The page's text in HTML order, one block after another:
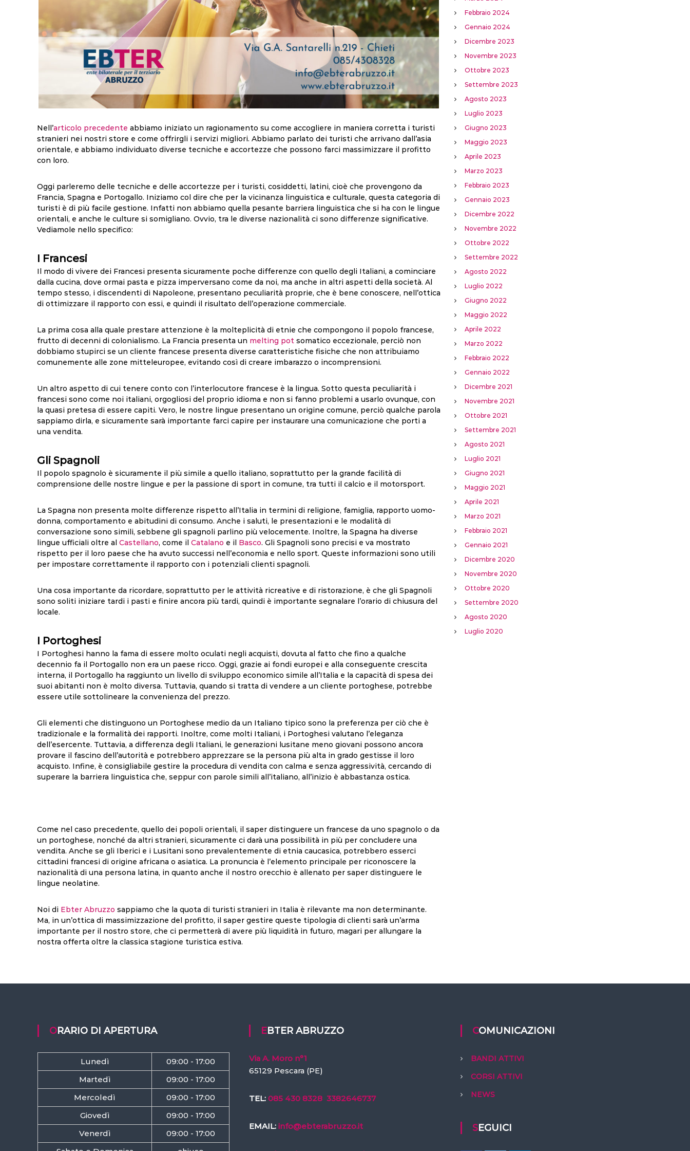
Nell’articolo precedente abbiamo iniziato un ragionamento su come accogliere in maniera corretta i turisti
stranieri nei nostri store e come offrirgli i servizi migliori. Abbiamo parlato dei turisti che arrivano dall’asia
orientale, e abbiamo individuato diverse tecniche e accortezze che possono farci massimizzare il profitto
con loro.
Oggi parleremo delle tecniche e delle accortezze per i turisti, cosiddetti, latini, cioè che provengono da
Francia, Spagna e Portogallo. Iniziamo col dire che per la vicinanza linguistica e culturale, questa categoria di
turisti è di più facile gestione. Infatti non abbiamo quella pesante barriera linguistica che si ha con le lingue
orientali, e anche le culture si somigliano. Ovvio, tra le diverse nazionalità ci sono differenze significative.
Vediamole nello specifico:
I Francesi
Il modo di vivere dei Francesi presenta sicuramente poche differenze con quello degli Italiani, a cominciare
dalla cucina, dove ormai pasta e pizza imperversano come da noi, ma anche in altri aspetti della società. Al
tempo stesso, i discendenti di Napoleone, presentano peculiarità proprie, che è bene conoscere, nell’ottica
di ottimizzare il rapporto con essi, e quindi il risultato dell’operazione commerciale.
La prima cosa alla quale prestare attenzione è la molteplicità di etnie che compongono il popolo francese,
frutto di decenni di colonialismo. La Francia presenta un melting pot somatico eccezionale, perciò non
dobbiamo stupirci se un cliente francese presenta diverse caratteristiche fisiche che non attribuiamo
comunemente alle zone mitteleuropee, evitando così di creare imbarazzo o incomprensioni.
Un altro aspetto di cui tenere conto con l’interlocutore francese è la lingua. Sotto questa peculiarità i
francesi sono come noi italiani, orgogliosi del proprio idioma e non si fanno problemi a usarlo ovunque, con
la quasi pretesa di essere capiti. Vero, le nostre lingue presentano un origine comune, perciò qualche parola
sappiamo dirla, e sicuramente sarà importante farci capire per instaurare una comunicazione che porti a
una vendita.
Gli Spagnoli
Il popolo spagnolo è sicuramente il più simile a quello italiano, soprattutto per la grande facilità di
comprensione delle nostre lingue e per la passione di sport in comune, tra tutti il calcio e il motorsport.
La Spagna non presenta molte differenze rispetto all’Italia in termini di religione, famiglia, rapporto uomo-
donna, comportamento e abitudini di consumo. Anche i saluti, le presentazioni e le modalità di
conversazione sono simili, sebbene gli spagnoli parlino più velocemente. Inoltre, la Spagna ha diverse
lingue ufficiali oltre al Castellano, come il Catalano e il Basco. Gli Spagnoli sono precisi e va mostrato
rispetto per il loro paese che ha avuto successi nell’economia e nello sport. Queste informazioni sono utili
per impostare correttamente il rapporto con i potenziali clienti spagnoli.
Una cosa importante da ricordare, soprattutto per le attività ricreative e di ristorazione, è che gli Spagnoli
sono soliti iniziare tardi i pasti e finire ancora più tardi, quindi è importante segnalare l’orario di chiusura del
locale.
I Portoghesi
I Portoghesi hanno la fama di essere molto oculati negli acquisti, dovuta al fatto che fino a qualche
decennio fa il Portogallo non era un paese ricco. Oggi, grazie ai fondi europei e alla conseguente crescita
interna, il Portogallo ha raggiunto un livello di sviluppo economico simile all’Italia e la capacità di spesa dei
suoi abitanti non è molto diversa. Tuttavia, quando si tratta di vendere a un cliente portoghese, potrebbe
essere utile sottolineare la convenienza del prezzo.
Gli elementi che distinguono un Portoghese medio da un Italiano tipico sono la preferenza per ciò che è
tradizionale e la formalità dei rapporti. Inoltre, come molti Italiani, i Portoghesi valutano l’eleganza
dell’esercente. Tuttavia, a differenza degli Italiani, le generazioni lusitane meno giovani possono ancora
provare il fascino dell’autorità e potrebbero apprezzare se la persona più alta in grado gestisse il loro
acquisto. Infine, è consigliabile gestire la procedura di vendita con calma e senza aggressività, cercando di
superare la barriera linguistica che, seppur con parole simili all’italiano, all’inizio è abbastanza ostica.
Come nel caso precedente, quello dei popoli orientali, il saper distinguere un francese da uno spagnolo o da
un portoghese, nonché da altri stranieri, sicuramente ci darà una possibilità in più per concludere una
vendita. Anche se gli Iberici e i Lusitani sono prevalentemente di etnia caucasica, potrebbero esserci
cittadini francesi di origine africana o asiatica. La pronuncia è l’elemento principale per riconoscere la
nazionalità di una persona latina, in quanto anche il nostro orecchio è allenato per saper distinguere le
lingue neolatine.
Noi di Ebter Abruzzo sappiamo che la quota di turisti stranieri in Italia è rilevante ma non determinante.
Ma, in un’ottica di massimizzazione del profitto, il saper gestire queste tipologia di clienti sarà un’arma
importante per il nostro store, che ci permetterà di avere più liquidità in futuro, magari per allungare la
nostra offerta oltre la classica stagione turistica estiva.
Febbraio 2024
Gennaio 2024
Dicembre 2023
Novembre 2023
Ottobre 2023
Settembre 2023
Agosto 2023
Luglio 2023
Giugno 2023
Maggio 2023
Aprile 2023
Marzo 2023
Febbraio 2023
Gennaio 2023
Dicembre 2022
Novembre 2022
Ottobre 2022
Settembre 2022
Agosto 2022
Luglio 2022
Giugno 2022
Maggio 2022
Aprile 2022
Marzo 2022
Febbraio 2022
Gennaio 2022
Dicembre 2021
Novembre 2021
Ottobre 2021
Settembre 2021
Agosto 2021
Luglio 2021
Giugno 2021
Maggio 2021
Aprile 2021
Marzo 2021
Febbraio 2021
Gennaio 2021
Dicembre 2020
Novembre 2020
Ottobre 2020
Settembre 2020
Agosto 2020
Luglio 2020
ORARIO DI APERTURA
Lunedì
09:00 - 17:00
Martedì
09:00 - 17:00
Mercoledì
09:00 - 17:00
Giovedì
09:00 - 17:00
Venerdì
09:00 - 17:00
EBTER ABRUZZO
Via A. Moro n°1
65129 Pescara (PE)
TEL: 085 430 8328 3382646737
EMAIL: info@ebterabruzzo.it
COMUNICAZIONI
BANDI ATTIVI
CORSI ATTIVI
NEWS
SEGUICI